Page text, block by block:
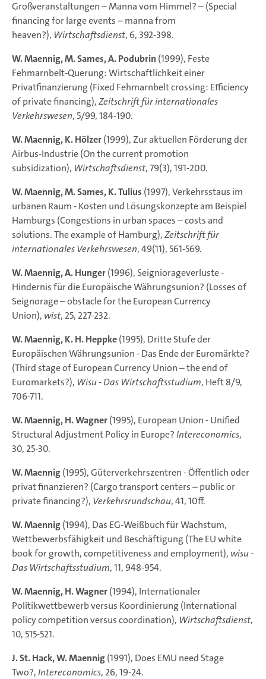
Großveranstaltungen – Manna vom Himmel? – (Special
financing for large events – manna from
heaven?), Wirtschaftsdienst, 6, 392-398.
W. Maennig, M. Sames, A. Podubrin (1999), Feste
Fehmarnbelt-Querung: Wirtschaftlichkeit einer
Privatfinanzierung (Fixed Fehmarnbelt crossing: Efficiency
of private financing),Zeitschrift für internationales
Verkehrswesen, 5/99, 184-190.
W. Maennig, K. Hölzer(1999), Zur aktuellen Förderung der
Airbus-Industrie (On the current promotion
subsidization), Wirtschaftsdienst, 79(3), 191-200.
W. Maennig, M. Sames, K. Tulius (1997), Verkehrsstaus im
urbanen Raum - Kosten und Lösungskonzepte am Beispiel
Hamburgs (Congestions in urban spaces – costs and
solutions. The example of Hamburg),Zeitschrift für
internationales Verkehrswesen, 49(11), 561-569.
W. Maennig, A. Hunger(1996), Seigniorageverluste -
Hindernis für die Europäische Währungsunion? (Losses of
Seignorage – obstacle for the European Currency
Union), wist, 25, 227-232.
W. Maennig, K. H. Heppke(1995), Dritte Stufe der
Europäischen Währungsunion - Das Ende der Euromärkte?
(Third stage of European Currency Union – the end of
Euromarkets?), Wisu - Das Wirtschaftsstudium, Heft 8/9,
706-711.
W. Maennig, H. Wagner(1995), European Union - Unified
Structural Adjustment Policy in Europe?Intereconomics,
30, 25-30.
W. Maennig(1995), Güterverkehrszentren - Öffentlich oder
privat finanzieren? (Cargo transport centers – public or
private financing?), Verkehrsrundschau, 41, 10ff.
W. Maennig(1994), Das EG-Weißbuch für Wachstum,
Wettbewerbsfähigkeit und Beschäftigung (The EU white
book for growth, competitiveness and employment), wisu -
Das Wirtschaftsstudium, 11, 948-954.
W. Maennig, H. Wagner(1994), Internationaler
Politikwettbewerb versus Koordinierung (International
policy competition versus coordination), Wirtschaftsdienst,
10, 515-521.
J. St. Hack, W. Maennig(1991), Does EMU need Stage
Two?,Intereconomics, 26, 19-24.